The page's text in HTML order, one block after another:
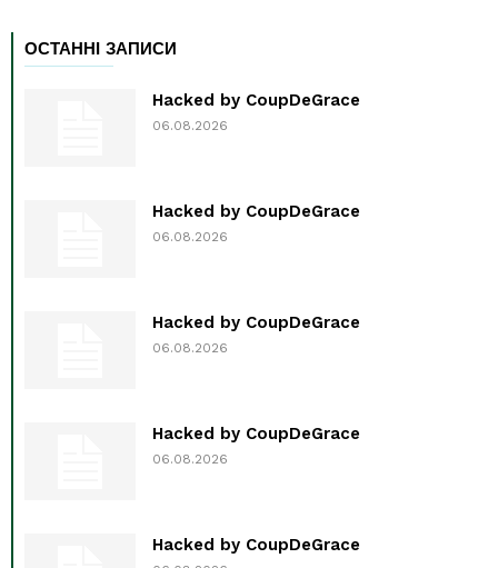
ОСТАННІ ЗАПИСИ
Hacked by CoupDeGrace
06.08.2026
Hacked by CoupDeGrace
06.08.2026
Hacked by CoupDeGrace
06.08.2026
Hacked by CoupDeGrace
06.08.2026
Hacked by CoupDeGrace